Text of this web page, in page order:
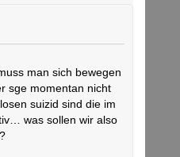
man sich bewegen
sge momentan nicht
suizid sind die im
was sollen wir also